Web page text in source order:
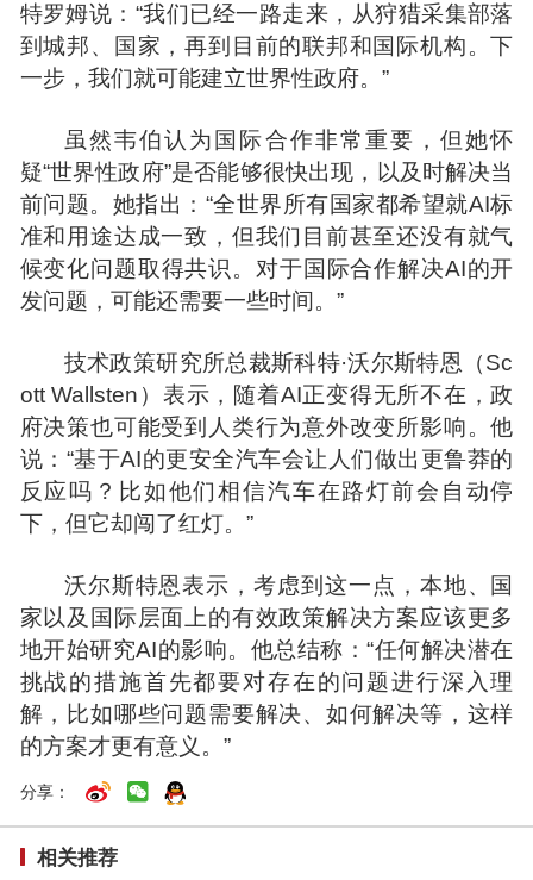
特罗姆说：“我们已经一路走来，从狩猎采集部落
到城邦、国家，再到目前的联邦和国际机构。下
一步，我们就可能建立世界性政府。”
虽然韦伯认为国际合作非常重要，但她怀
疑“世界性政府”是否能够很快出现，以及时解决当
前问题。她指出：“全世界所有国家都希望就AI标
准和用途达成一致，但我们目前甚至还没有就气
候变化问题取得共识。对于国际合作解决AI的开
发问题，可能还需要一些时间。”
技术政策研究所总裁斯科特·沃尔斯特恩（Sc
ott Wallsten）表示，随着AI正变得无所不在，政
府决策也可能受到人类行为意外改变所影响。他
说：“基于AI的更安全汽车会让人们做出更鲁莽的
反应吗？比如他们相信汽车在路灯前会自动停
下，但它却闯了红灯。”
沃尔斯特恩表示，考虑到这一点，本地、国
家以及国际层面上的有效政策解决方案应该更多
地开始研究AI的影响。他总结称：“任何解决潜在
挑战的措施首先都要对存在的问题进行深入理
解，比如哪些问题需要解决、如何解决等，这样
的方案才更有意义。”
分享：
相关推荐